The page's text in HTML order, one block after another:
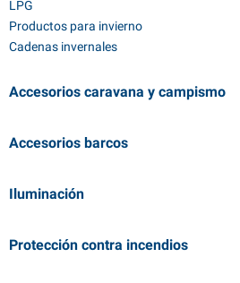
LPG
Productos para invierno
Cadenas invernales
Accesorios caravana y campismo
Accesorios barcos
Iluminación
Protección contra incendios